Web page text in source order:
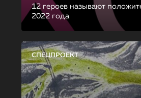
12 героев называют
2022 года
СПЕЦПРОЕКТ